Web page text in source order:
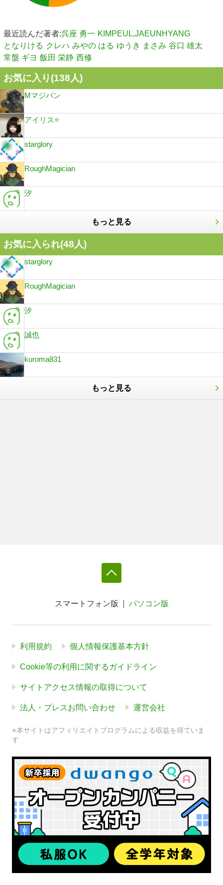
最近読んだ著者:呉座 勇一 KIMPEUL,JAEUNHYANG
となりける クレハ みやの はる ゆうき まさみ 谷口 雄太
常盤 ギヨ 飯田 栄静 西修
お気に入り(138人)
Mマジパン
アイリス⭐️
starglory
RoughMagician
汐
もっと見る
お気に入られ(48人)
starglory
RoughMagician
汐
誠也
kuroma831
もっと見る
スマートフォン版 パソコン版
利用規約 個人情報保護基本方針
Cookie等の利用に関するガイドライン
サイトアクセス情報の取得について
法人・プレスお問い合わせ 運営会社
※本サイトはアフィリエイトプログラムによる収益を得ていま
す